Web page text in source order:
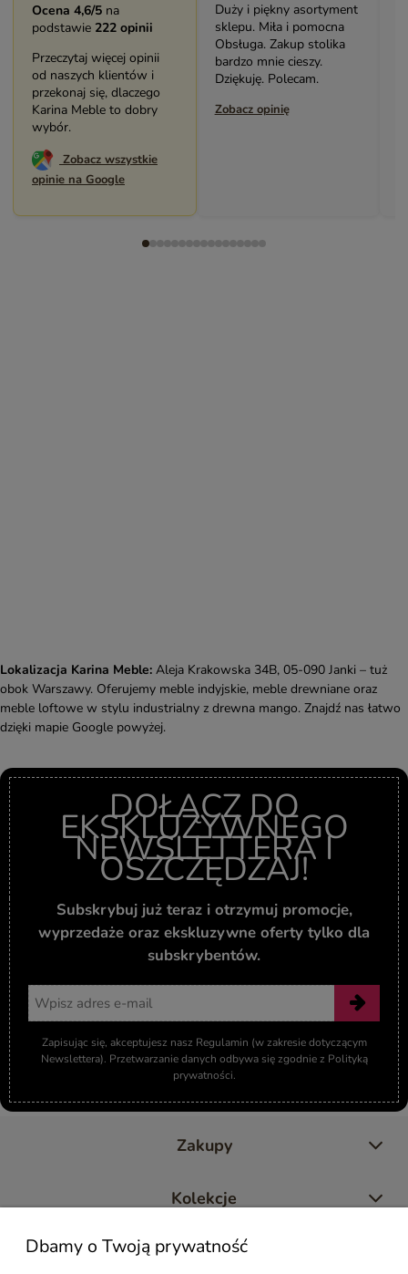
Ocena 4,6/5 na
podstawie 222 opinii
Przeczytaj więcej opinii
od naszych klientów i
przekonaj się, dlaczego
Karina Meble to dobry
wybór.
Zobacz wszystkie
opinie na Google
Duży i piękny asortyment
sklepu. Miła i pomocna
Obsługa. Zakup stolika
bardzo mnie cieszy.
Dziękuję. Polecam.
Zobacz opinię
Lokalizacja Karina Meble: Aleja Krakowska 34B, 05-090 Janki – tuż
obok Warszawy. Oferujemy meble indyjskie, meble drewniane oraz
meble loftowe w stylu industrialny z drewna mango. Znajdź nas łatwo
dzięki mapie Google powyżej.
DOŁĄCZ DO
EKSKLUZYWNEGO
NEWSLETTERA I
OSZCZĘDZAJ!
Subskrybuj już teraz i otrzymuj promocje,
wyprzedaże oraz ekskluzywne oferty tylko dla
subskrybentów.
Zapisując się, akceptujesz nasz Regulamin (w zakresie dotyczącym
Newslettera). Przetwarzanie danych odbywa się zgodnie z Polityką
prywatności.
Zakupy
Kolekcje
Moje konto
Dbamy o Twoją prywatność